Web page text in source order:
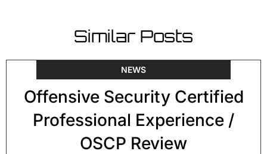
Similar Posts
NEWS
Offensive Security Certified
Professional Experience /
OSCP Review